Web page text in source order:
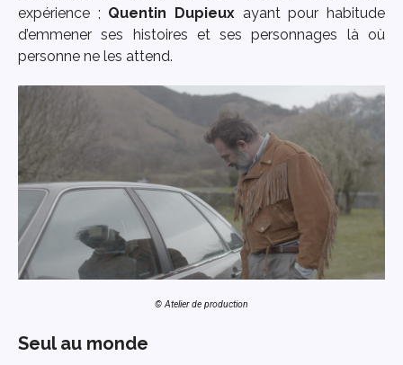
expérience ; Quentin Dupieux ayant pour habitude
d’emmener ses histoires et ses personnages là où
personne ne les attend.
© Atelier de production
Seul au monde